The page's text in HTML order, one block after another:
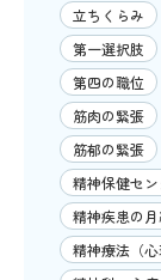
立ちくらみ
第一選択肢
第四の職位
筋肉の緊張
筋郁の緊張
精神保健セ
精神疾患の
精神療法（心